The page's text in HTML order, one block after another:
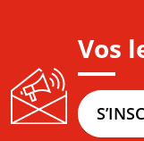
Vos